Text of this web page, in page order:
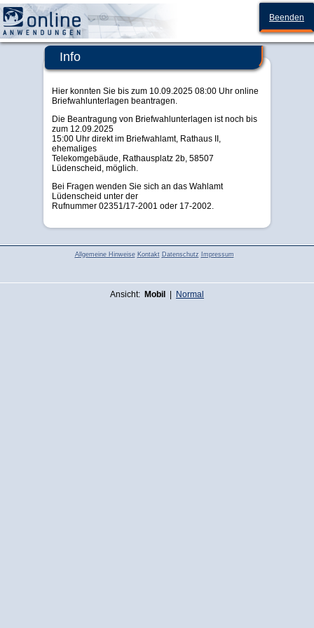
Beenden
Info
Hier konnten Sie bis zum 10.09.2025 08:00 Uhr online
Briefwahlunterlagen beantragen.
Die Beantragung von Briefwahlunterlagen ist noch bis
zum 12.09.2025
15:00 Uhr direkt im Briefwahlamt, Rathaus II,
ehemaliges
Telekomgebäude, Rathausplatz 2b, 58507
Lüdenscheid, möglich.
Bei Fragen wenden Sie sich an das Wahlamt
Lüdenscheid unter der
Rufnummer 02351/17-2001 oder 17-2002.
Allgemeine Hinweise Kontakt Datenschutz Impressum
Ansicht: Mobil Normal